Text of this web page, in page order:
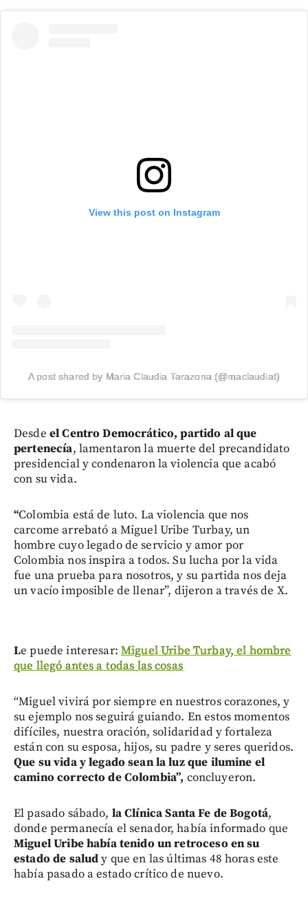
View this post on Instagram
A post shared by Maria Claudia Tarazona (@maclaudiat)
Desde el Centro Democrático, partido al que
pertenecía, lamentaron la muerte del precandidato
presidencial y condenaron la violencia que acabó
con su vida.
“Colombia está de luto. La violencia que nos
carcome arrebató a Miguel Uribe Turbay, un
hombre cuyo legado de servicio y amor por
Colombia nos inspira a todos. Su lucha por la vida
fue una prueba para nosotros, y su partida nos deja
un vacío imposible de llenar”, dijeron a través de X.
Le puede interesar:Miguel Uribe Turbay, el hombre
que llegó antes a todas las cosas
“Miguel vivirá por siempre en nuestros corazones, y
su ejemplo nos seguirá guiando. En estos momentos
difíciles, nuestra oración, solidaridad y fortaleza
están con su esposa, hijos, su padre y seres queridos.
Que su vida y legado sean la luz que ilumine el
camino correcto de Colombia”, concluyeron.
El pasado sábado, la Clínica Santa Fe de Bogotá,
donde permanecía el senador, había informado que
Miguel Uribe había tenido un retroceso en su
estado de saludy que en las últimas 48 horas este
había pasado a estado crítico de nuevo.